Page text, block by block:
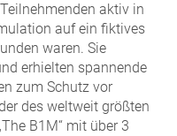
aktiv in
auf ein fiktives
waren. Sie
erhielten spannende
zum Schutz vor
des weltweit größten
B1M“ mit über 3